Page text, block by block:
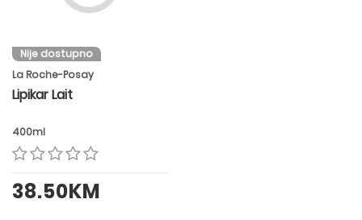
Nije dostupno
La Roche-Posay
Lipikar Lait
400ml
38.50KM